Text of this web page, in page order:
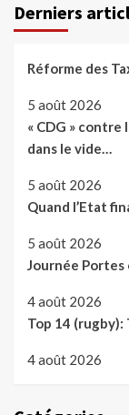
Derniers
Réforme des
5 août 2026
« CDG » contre
dans le vide…
5 août 2026
Quand l’Etat
5 août 2026
Journée Portes
4 août 2026
Top 14 (rugby):
4 août 2026